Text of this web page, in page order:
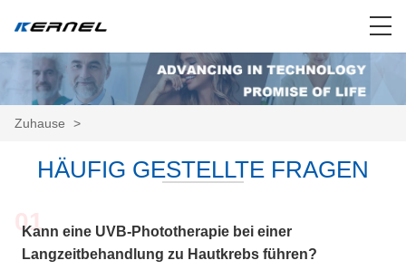
Zuhause >
HÄUFIG GESTELLTE FRAGEN
01
Kann eine UVB-Phototherapie bei einer
Langzeitbehandlung zu Hautkrebs führen?